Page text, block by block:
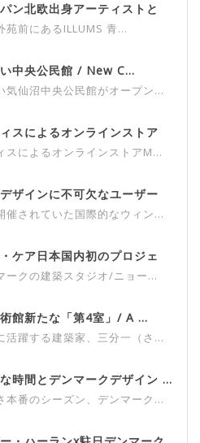
ン北欧出身アーティストと
苑前にあるILLUMS 青...
中央公民館 / New C...
気仙沼中央公民館がオープン...
スによるオンラインストア
スによるオンラインストアM...
ザインに不可欠なユーザー
催されていた国際的なウィン...
ケア日本国内初のプロジェ
ークの建築スタジオ/ニョー...
館新たな「第4室」/ A ...
活躍する建築家、三分一（さ...
時間とデンマークデザイン ...
本番のシーズン、デンマーク...